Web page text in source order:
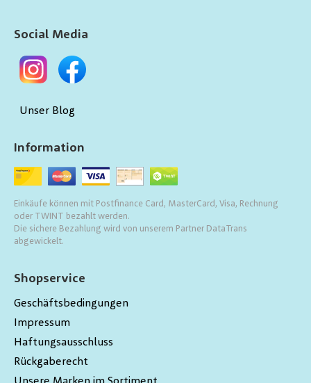
Shopservice
Geschäftsbedingungen
Impressum
Haftungsausschluss
Rückgaberecht
Information
Einkäufe können mit Postfinance Card, MasterCard, Visa, Rechnung
oder TWINT bezahlt werden.
Die sichere Bezahlung wird von unserem Partner DataTrans
abgewickelt.
Social Media
Unser Blog